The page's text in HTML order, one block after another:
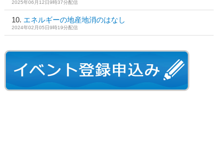
2025年06月12日9時37分配信
エネルギーの地産地消のはなし
2024年02月05日9時19分配信